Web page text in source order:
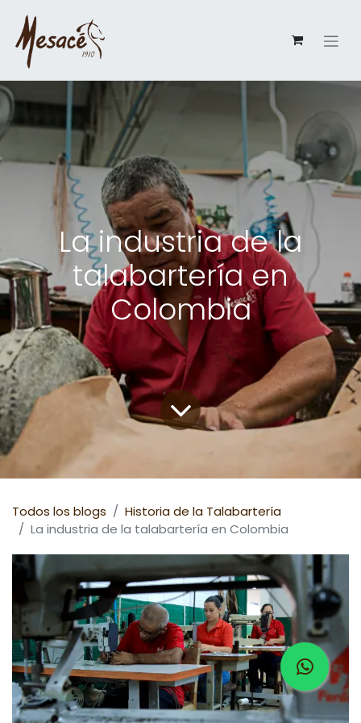
La industria de la
talabartería en
Colombia
Todos los blogs
Historia de la Talabartería
La industria de la talabartería en Colombia